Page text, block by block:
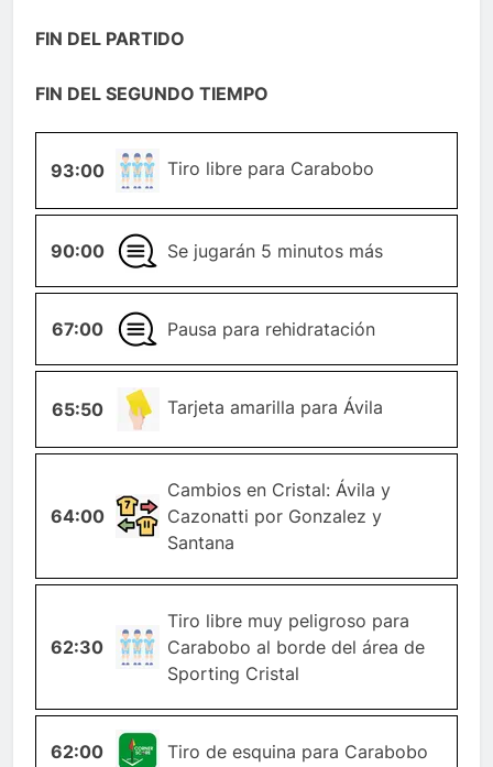
FIN DEL PARTIDO
FIN DEL SEGUNDO TIEMPO
93:00
TIRO-
LIBRE
Tiro libre para Carabobo
90:00GENERALSe jugarán 5 minutos más
67:00GENERALPausa para rehidratación
65:50
TARJETA-
AMARILLA
Tarjeta amarilla para Ávila
64:00
CAMBIO-
JUGADOR
Cambios en Cristal: Ávila y
Cazonatti por Gonzalez y
Santana
62:30
TIRO-
LIBRE
Tiro libre muy peligroso para
Carabobo al borde del área de
Sporting Cristal
62:00ESQUINATiro de esquina para Carabobo